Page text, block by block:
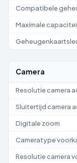
Compatibele
Maximale
Camera
Resolutie camera
Sluitertijd camera
Digitale zoom
Cameratype
Resolutie camera